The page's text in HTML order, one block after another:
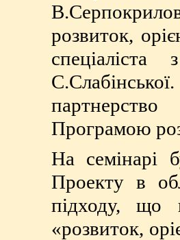
розвиток,
Програмою
На семінарі
Проекту в
підходу, що
«розвиток,